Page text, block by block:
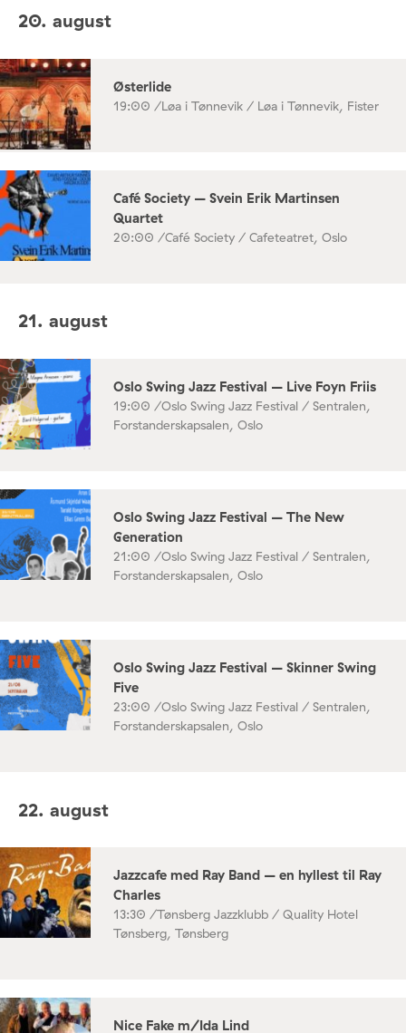
20. august
Østerlide
19:00 /Løa i Tønnevik / Løa i Tønnevik, Fister
Café Society – Svein Erik Martinsen
Quartet
20:00 /Café Society / Cafeteatret, Oslo
21. august
Oslo Swing Jazz Festival – Live Foyn Friis
19:00 /Oslo Swing Jazz Festival / Sentralen,
Forstanderskapsalen, Oslo
Oslo Swing Jazz Festival – The New
Generation
21:00 /Oslo Swing Jazz Festival / Sentralen,
Forstanderskapsalen, Oslo
Oslo Swing Jazz Festival – Skinner Swing
Five
23:00 /Oslo Swing Jazz Festival / Sentralen,
Forstanderskapsalen, Oslo
22. august
Jazzcafe med Ray Band – en hyllest til Ray
Charles
13:30 /Tønsberg Jazzklubb / Quality Hotel
Tønsberg, Tønsberg
Nice Fake m/Ida Lind